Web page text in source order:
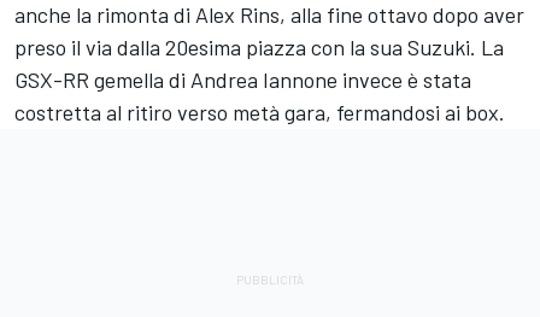
anche la rimonta di Alex Rins, alla fine ottavo dopo aver
preso il via dalla 20esima piazza con la sua Suzuki. La
GSX-RR gemella di Andrea Iannone invece è stata
costretta al ritiro verso metà gara, fermandosi ai box.